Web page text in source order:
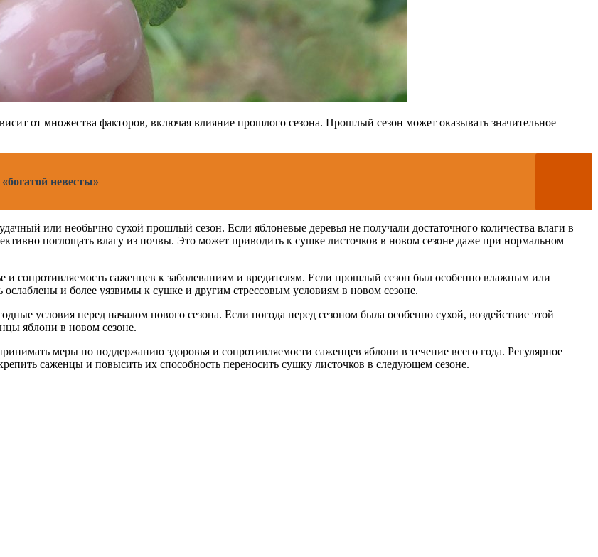
от множества факторов, включая влияние прошлого сезона. Прошлый сезон может оказывать значительное
невесты»
или необычно сухой прошлый сезон. Если яблоневые деревья не получали достаточного количества влаги в
поглощать влагу из почвы. Это может приводить к сушке листочков в новом сезоне даже при нормальном
сопротивляемость саженцев к заболеваниям и вредителям. Если прошлый сезон был особенно влажным или
и более уязвимы к сушке и другим стрессовым условиям в новом сезоне.
условия перед началом нового сезона. Если погода перед сезоном была особенно сухой, воздействие этой
яблони в новом сезоне.
меры по поддержанию здоровья и сопротивляемости саженцев яблони в течение всего года. Регулярное
саженцы и повысить их способность переносить сушку листочков в следующем сезоне.